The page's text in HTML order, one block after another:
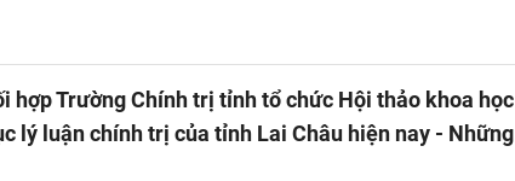
hợp Trường Chính trị tỉnh tổ chức Hội thảo khoa học
lý luận chính trị của tỉnh Lai Châu hiện nay - Những